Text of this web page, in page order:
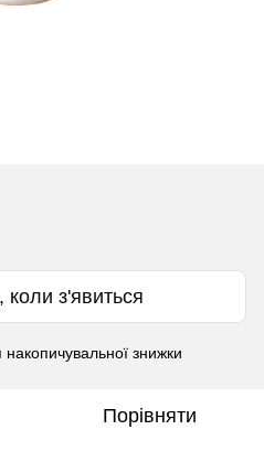
коли з'явиться
знижки
Порівняти